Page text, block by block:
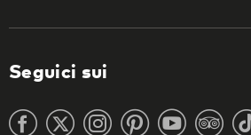
Seguici sui